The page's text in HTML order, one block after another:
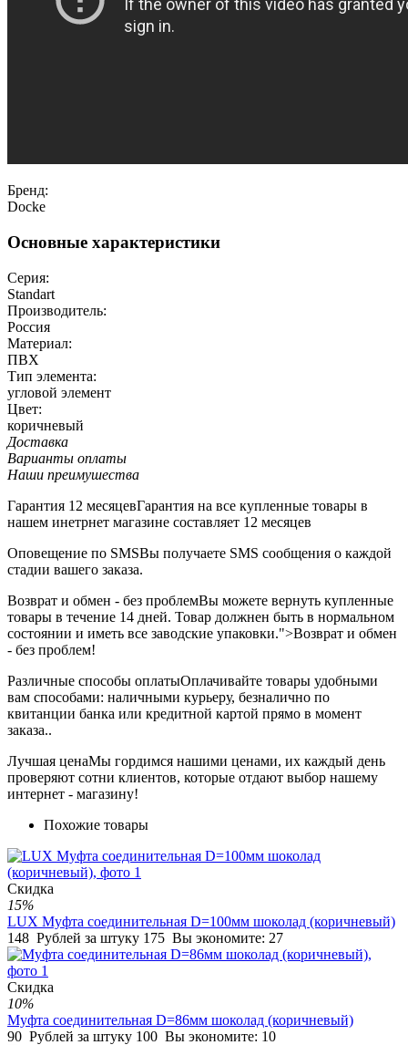
Бренд:
Docke
Основные характеристики
Серия:
Standart
Производитель:
Россия
Материал:
ПВХ
Тип элемента:
угловой элемент
Цвет:
коричневый
Доставка
Варианты оплаты
Наши преимушества
Гарантия 12 месяцевГарантия на все купленные товары в
нашем инетрнет магазине составляет 12 месяцев
Оповещение по SMSВы получаете SMS сообщения о каждой
стадии вашего заказа.
Возврат и обмен - без проблемВы можете вернуть купленные
товары в течение 14 дней. Товар должнен быть в нормальном
состоянии и иметь все заводские упаковки.">Возврат и обмен
- без проблем!
Различные способы оплатыОплачивайте товары удобными
вам способами: наличными курьеру, безналично по
квитанции банка или кредитной картой прямо в момент
заказа..
Лучшая ценаМы гордимся нашими ценами, их каждый день
проверяют сотни клиентов, которые отдают выбор нашему
интернет - магазину!
Похожие товары
Скидка
15%
LUX Муфта соединительная D=100мм шоколад (коричневый)
148 Рублей за штуку 175 Вы экономите: 27
Скидка
10%
Муфта соединительная D=86мм шоколад (коричневый)
90 Рублей за штуку 100 Вы экономите: 10